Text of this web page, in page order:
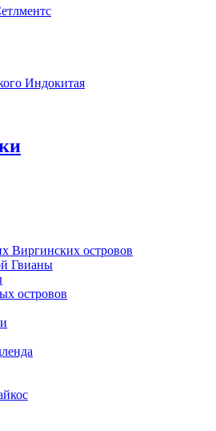
Индокитая
Виргинских островов
Гвианы
островов